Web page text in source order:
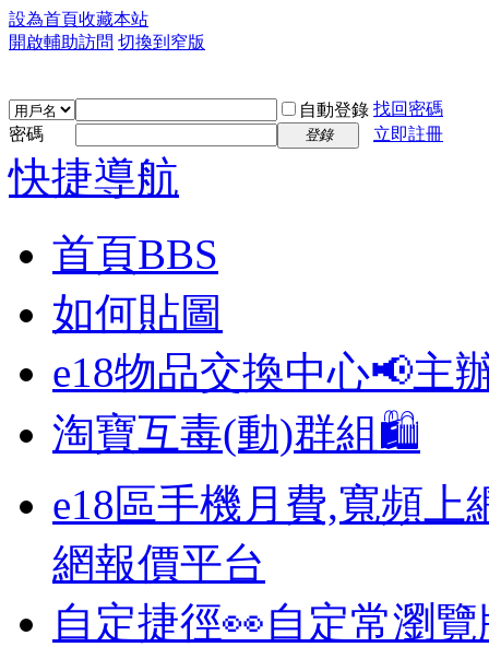
設為首頁收藏本站
開啟輔助訪問 切換到窄版
自動登錄 找回密碼
密碼
登錄 立即註冊
快捷導航
首頁BBS
如何貼圖
e18物品交換中心📢主
淘寶互毒(動)群組🛍️
e18區手機月費,寬頻上
網報價平台
自定捷徑👀自定常瀏